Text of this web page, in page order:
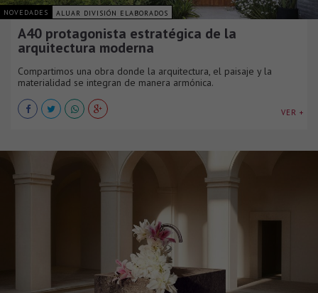
NOVEDADES ALUAR DIVISIÓN ELABORADOS
A40 protagonista estratégica de la
arquitectura moderna
Compartimos una obra donde la arquitectura, el paisaje y la
materialidad se integran de manera armónica.
VER +